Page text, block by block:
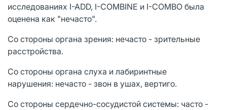
исследованиях I-ADD, I-COMBINE и I-СОМВО была
оценена как "нечасто".
Со стороны органа зрения: нечасто - зрительные
расстройства.
Со стороны органа слуха и лабиринтные
нарушения: нечасто - звон в ушах, вертиго.
Со стороны сердечно-сосудистой системы: часто -